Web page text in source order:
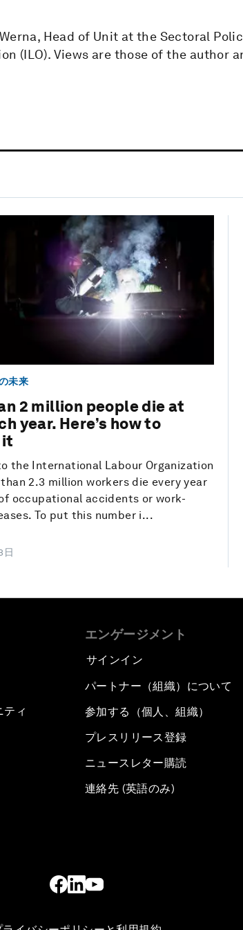
Head of Unit at the Sectoral
(ILO). Views are those of the author
未来
2 million people die at
year. Here’s how to
it
the International Labour Organization
than 2.3 million workers die every year
occupational accidents or work-
To put this number i...
日
ティ
エンゲージメント
サインイン
パートナー（組織）について
参加する（個人、組織）
プレスリリース登録
ニュースレター購読
連絡先 (英語のみ)